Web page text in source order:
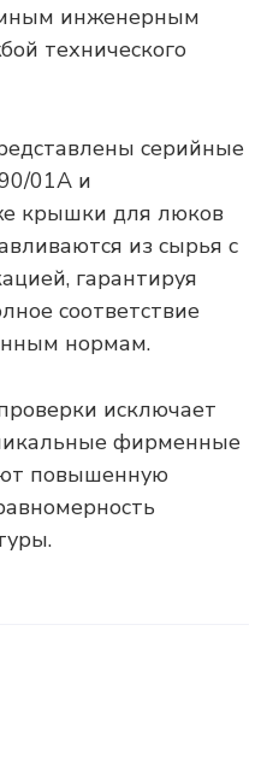
инженерным
технического
серийные
01А и
крышки для люков
из сырья с
гарантируя
соответствие
нормам.
исключает
фирменные
повышенную